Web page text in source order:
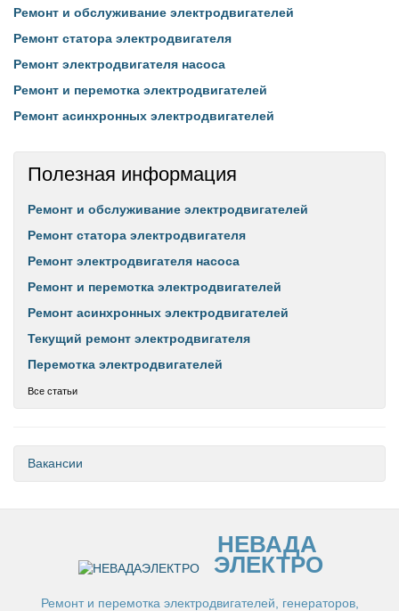
Ремонт и обслуживание электродвигателей
Ремонт статора электродвигателя
Ремонт электродвигателя насоса
Ремонт и перемотка электродвигателей
Ремонт асинхронных электродвигателей
Полезная информация
Ремонт и обслуживание электродвигателей
Ремонт статора электродвигателя
Ремонт электродвигателя насоса
Ремонт и перемотка электродвигателей
Ремонт асинхронных электродвигателей
Текущий ремонт электродвигателя
Перемотка электродвигателей
Все статьи
Вакансии
НЕВАДА
ЭЛЕКТРО
Ремонт и перемотка электродвигателей, генераторов,